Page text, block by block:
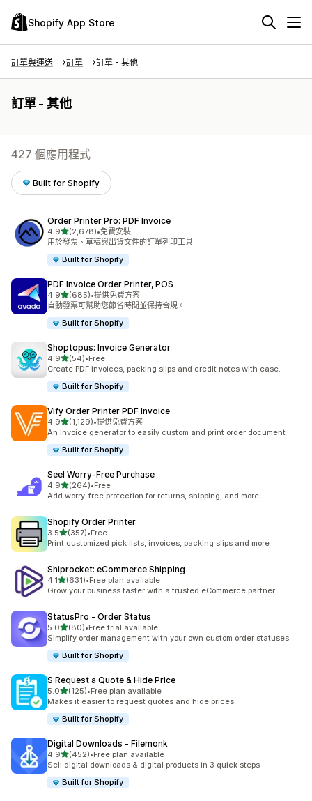
Shopify App Store
訂單與運送 訂單 訂單 - 其他
訂單 - 其他
427 個應用程式
Built for Shopify
Order Printer Pro: PDF Invoice
4.9滿分 5 顆星
(2,678)
共有 2678 則評價
•免費安裝
用於發票、草稿與出貨文件的訂單列印工具
Built for Shopify
PDF Invoice Order Printer, POS
4.9滿分 5 顆星
(685)
共有 685 則評價
•提供免費方案
自動發票可幫助您節省時間並保持合規。
Built for Shopify
Shoptopus: Invoice Generator
4.9滿分 5 顆星
(54)
共有 54 則評價
•Free
Create PDF invoices, packing slips and credit notes with ease.
Built for Shopify
Vify Order Printer PDF Invoice
4.9滿分 5 顆星
(1,129)
共有 1129 則評價
•提供免費方案
An invoice generator to easily custom and print order document
Built for Shopify
Seel Worry‑Free Purchase
4.9滿分 5 顆星
(264)
共有 264 則評價
•Free
Add worry-free protection for returns, shipping, and more
Shopify Order Printer
3.5滿分 5 顆星
(357)
共有 357 則評價
•Free
Print customized pick lists, invoices, packing slips and more
Shiprocket: eCommerce Shipping
4.1滿分 5 顆星
(631)
共有 631 則評價
•Free plan available
Grow your business faster with a trusted eCommerce partner
StatusPro ‑ Order Status
5.0滿分 5 顆星
(80)
共有 80 則評價
•Free trial available
Simplify order management with your own custom order statuses
Built for Shopify
S:Request a Quote & Hide Price
5.0滿分 5 顆星
(125)
共有 125 則評價
•Free plan available
Makes it easier to request quotes and hide prices.
Built for Shopify
Digital Downloads ‑ Filemonk
4.9滿分 5 顆星
(452)
共有 452 則評價
•Free plan available
Sell digital downloads & digital products in 3 quick steps
Built for Shopify